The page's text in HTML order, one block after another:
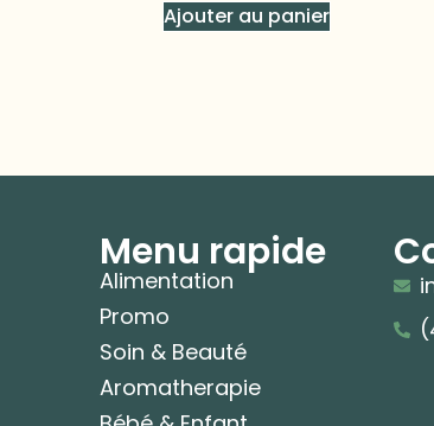
Ajouter au panier
Menu rapide
Alimentation
Promo
Soin & Beauté
Aromatherapie